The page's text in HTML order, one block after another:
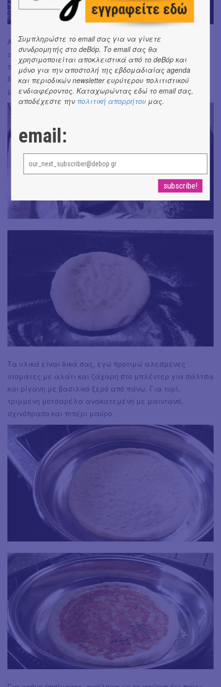
Αδειάζουμε πάλι πάνω στην αλευρωμένη επιφάνεια και
ανοίγουμε σε ένα δίσκο, με τα δάχτυλά μας, χωρίς
πλάστη, σχηματίζοντας ταυτόχρονα και το εξωτερικό
δαχτυλίδι. Λαδώνουμε έλαφρα ένα ταψί και
μεταφέρουμε το ζυμάρι εκεί.
Τα υλικά είναι δικά σας, εγώ προτιμώ αλεσμένες
ντομάτες με αλάτι και ζάχαρη στο μπλέντερ για σάλτσα
και ρίγανη με βασιλικό ξερό από πάνω. Για τυρί,
τριμμένη μοτσαρέλα ανακατεμένη με μαιντανό,
σχινόπρασο και πιπέρι μαύρο.
Συμπληρώστε το email σας για να γίνετε
συνδρομητής στο deBόp. Το email σας θα
χρησιμοποιείται αποκλειστικά από το deBόp και
μόνο για την αποστολή της εβδομαδιαίας agenda
και περιοδικών newsletter ευρύτερου πολιτιστικού
ενδιαφέροντος. Καταχωρώντας εδώ το email σας,
αποδέχεστε την πολιτική απορρήτου μας.
email: